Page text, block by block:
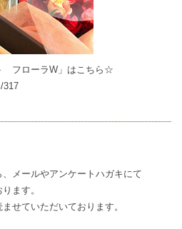
フローラW」はこちら☆
317
メールやアンケートハガキにて
ます。
せていただいております。